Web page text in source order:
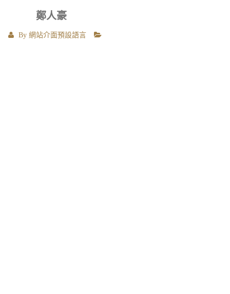
鄭人豪
By 網站介面預設語言